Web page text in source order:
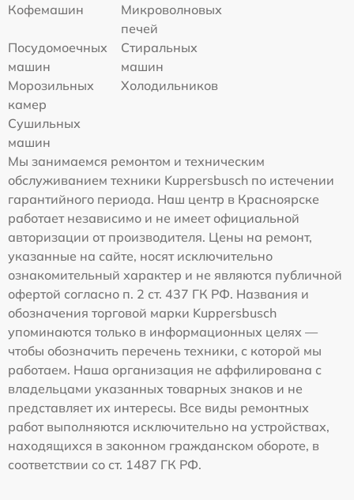
Кофемашин
Микроволновых
печей
Посудомоечных
машин
Стиральных
машин
Морозильных
камер
Холодильников
Сушильных
машин
Мы занимаемся ремонтом и техническим
обслуживанием техники Kuppersbusch по истечении
гарантийного периода. Наш центр в Красноярске
работает независимо и не имеет официальной
авторизации от производителя. Цены на ремонт,
указанные на сайте, носят исключительно
ознакомительный характер и не являются публичной
офертой согласно п. 2 ст. 437 ГК РФ. Названия и
обозначения торговой марки Kuppersbusch
упоминаются только в информационных целях —
чтобы обозначить перечень техники, с которой мы
работаем. Наша организация не аффилирована с
владельцами указанных товарных знаков и не
представляет их интересы. Все виды ремонтных
работ выполняются исключительно на устройствах,
находящихся в законном гражданском обороте, в
соответствии со ст. 1487 ГК РФ.